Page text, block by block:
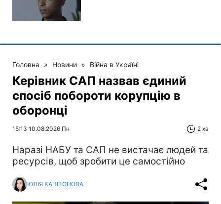
Головна » Новини » Війна в Україні
Керівник САП назвав єдиний
спосіб побороти корупцію в
оборонці
15:13 10.08.2026 Пн 2 хв
Наразі НАБУ та САП не вистачає людей та
ресурсів, щоб зробити це самостійно
ЮЛІЯ КАПІТОНОВА